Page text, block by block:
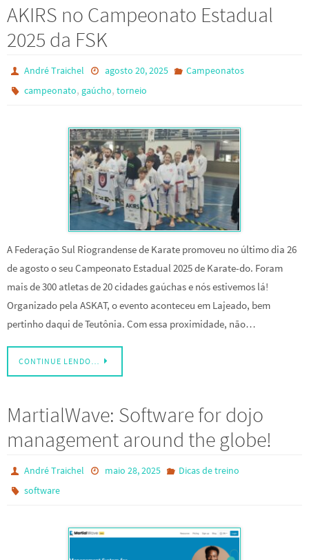
AKIRS no Campeonato Estadual
2025 da FSK
André Traichel agosto 20, 2025
Campeonatos
campeonato, gaúcho,torneio
A Federação Sul Riograndense de Karate promoveu no último dia 26
de agosto o seu Campeonato Estadual 2025 de Karate-do. Foram
mais de 300 atletas de 20 cidades gaúchas e nós estivemos lá!
Organizado pela ASKAT, o evento aconteceu em Lajeado, bem
pertinho daqui de Teutônia. Com essa proximidade, não…
CONTINUE LENDO…
MartialWave: Software for dojo
management around the globe!
André Traichel maio 28, 2025
Dicas de treino
software